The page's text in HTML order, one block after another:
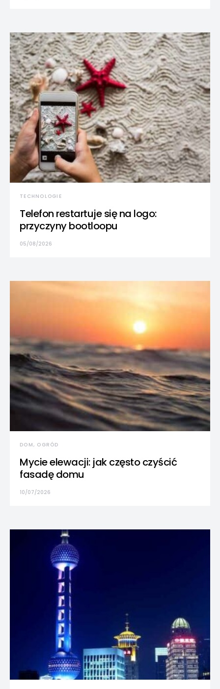
TECHNOLOGIE
Telefon restartuje się na logo:
przyczyny bootloopu
05/08/2026
DOM, OGRÓD
Mycie elewacji: jak często czyścić
fasadę domu
10/07/2026